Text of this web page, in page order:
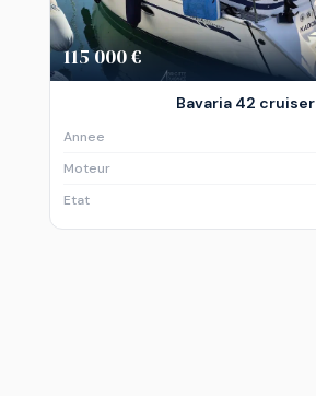
115 000 €
Bavaria 42 cruiser
Annee
Moteur
Etat